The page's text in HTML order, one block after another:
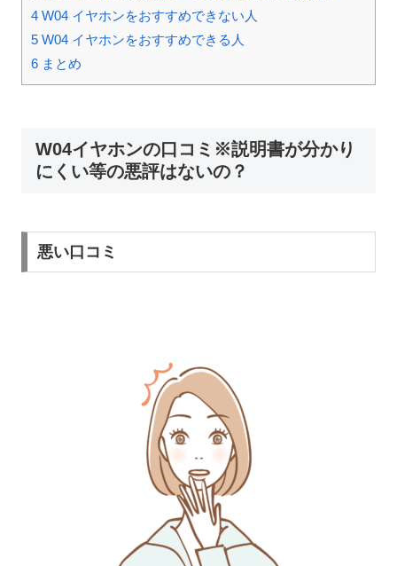
4 W04 イヤホンをおすすめできない人
5 W04 イヤホンをおすすめできる人
6 まとめ
W04イヤホンの口コミ※説明書が分かり
にくい等の悪評はないの？
悪い口コミ